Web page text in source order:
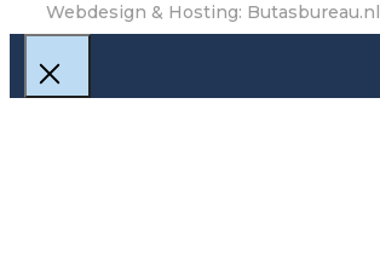
Webdesign & Hosting: Butasbureau.nl